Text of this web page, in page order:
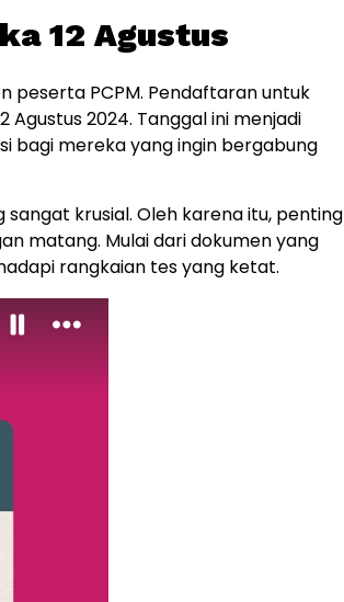
12 Agustus
peserta PCPM. Pendaftaran untuk
Agustus 2024. Tanggal ini menjadi
bagi mereka yang ingin bergabung
krusial. Oleh karena itu, penting
matang. Mulai dari dokumen yang
rangkaian tes yang ketat.